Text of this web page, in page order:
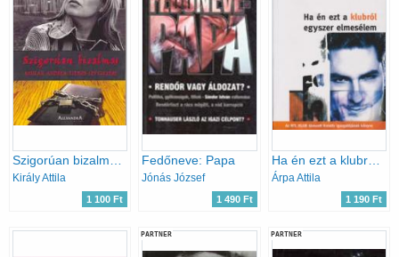
Király Attila
1 100 Ft
Fedőneve: Papa
Jónás József
1 490 Ft
Ha én ezt a klubról egyszer elmesélem
Árpa Attila
1 190 Ft
PARTNER PARTNER